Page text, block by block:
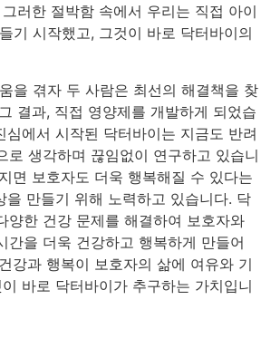
러한 절박함 속에서 우리는 직접 아이
기 시작했고, 그것이 바로 닥터바이의
을 겪자 두 사람은 최선의 해결책을 찾
결과, 직접 영양제를 개발하게 되었습
심에서 시작된 닥터바이는 지금도 반려
로 생각하며 끊임없이 연구하고 있습니
면 보호자도 더욱 행복해질 수 있다는
을 만들기 위해 노력하고 있습니다. 닥
양한 건강 문제를 해결하여 보호자와
간을 더욱 건강하고 행복하게 만들어
강과 행복이 보호자의 삶에 여유와 기
바로 닥터바이가 추구하는 가치입니